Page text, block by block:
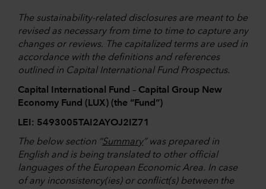
The sustainability-related disclosures are meant to be
revised as necessary from time to time to capture any
changes or reviews. The capitalized terms are used in
accordance with the definitions and references
outlined in Capital International Fund Prospectus.
Capital International Fund – Capital Group New
Economy Fund (LUX) (the “Fund”)
LEI: 5493005TAI2AYOJ2IZ71
The below section “Summary” was prepared in
English and is being translated to other official
languages of the European Economic Area. In case
of any inconsistency(ies) or conflict(s) between the